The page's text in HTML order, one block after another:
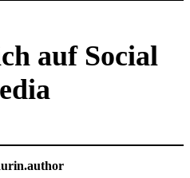
auf Social